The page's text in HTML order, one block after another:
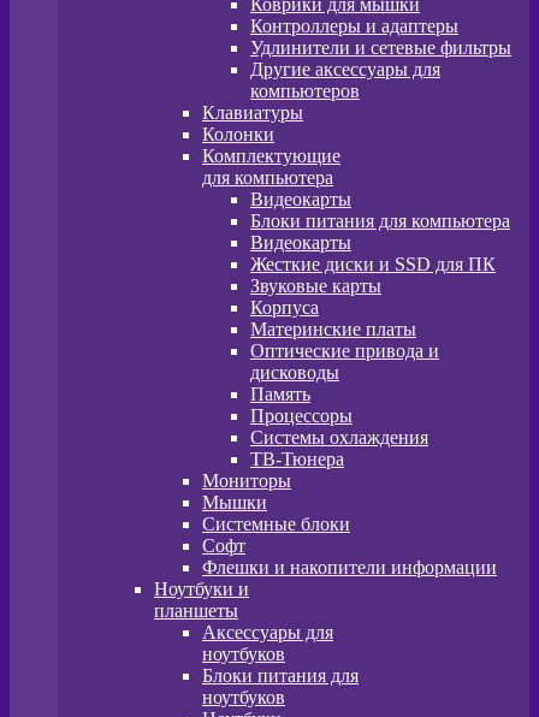
Коврики для мышки
Контроллеры и адаптеры
Удлинители и сетевые фильтры
Другие аксессуары для
компьютеров
Клавиатуры
Колонки
Комплектующие
для компьютера
Видеокарты
Блоки питания для компьютера
Видеокарты
Жесткие диски и SSD для ПК
Звуковые карты
Корпуса
Материнские платы
Оптические привода и
дисководы
Память
Процессоры
Системы охлаждения
ТВ-Тюнера
Мониторы
Мышки
Системные блоки
Софт
Флешки и накопители информации
Ноутбуки и
планшеты
Аксессуары для
ноутбуков
Блоки питания для
ноутбуков